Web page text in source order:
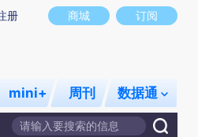
偏差。不代表财新观点和立场。推荐点击
商城 订阅
册
mini+ 周刊 数据通